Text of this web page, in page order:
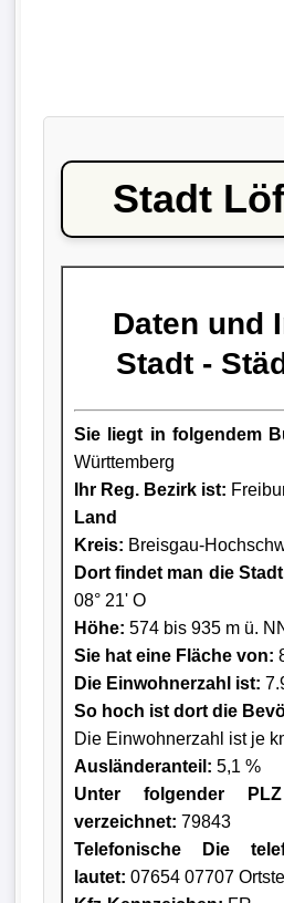
Stadt
Daten und
Stadt -
Sie liegt in folgendem
Württemberg
Ihr Reg. Bezirk ist:
Land
Kreis: Breisgau-
Dort findet man die
08° 21' O
Höhe: 574 bis 935 m ü.
Sie hat eine Fläche von:
Die Einwohnerzahl ist:
So hoch ist dort die
Die Einwohnerzahl ist je
Ausländeranteil: 5,1 %
Unter folgender
verzeichnet: 79843
Telefonische Die
lautet: 07654 07707